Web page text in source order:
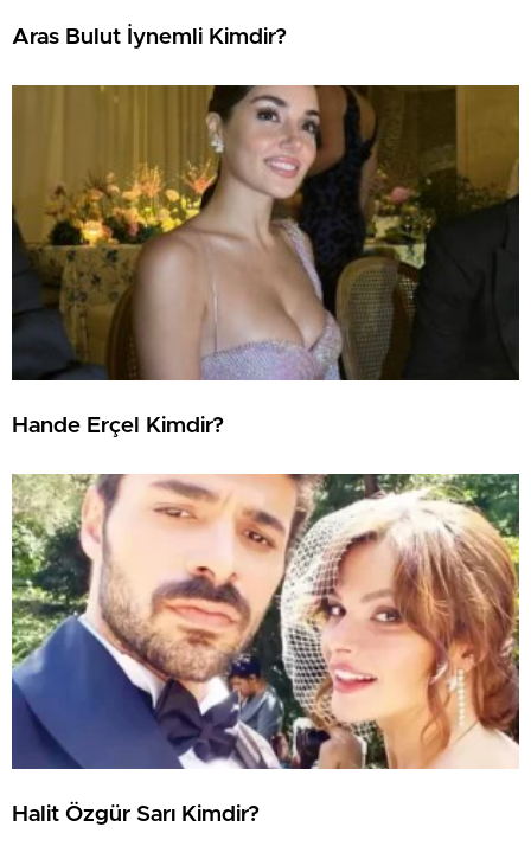
Aras Bulut İynemli Kimdir?
Hande Erçel Kimdir?
Halit Özgür Sarı Kimdir?